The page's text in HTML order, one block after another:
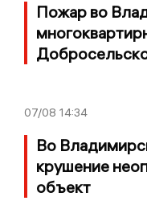
Пожар во
07/08 14:34
Во
крушение
объект